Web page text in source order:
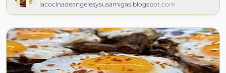
lacocinadeangelesysusamigas.blogspot.com